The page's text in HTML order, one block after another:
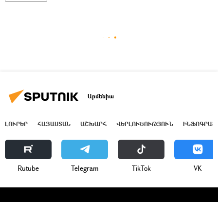
Արմենիա
ԼՈՒՐԵՐ ՀԱՅԱՍՏԱՆ ԱՇԽԱՐՀ ՎԵՐԼՈՒԾՈՒԹՅՈՒՆ
Rutube Telegram ТikТоk VK